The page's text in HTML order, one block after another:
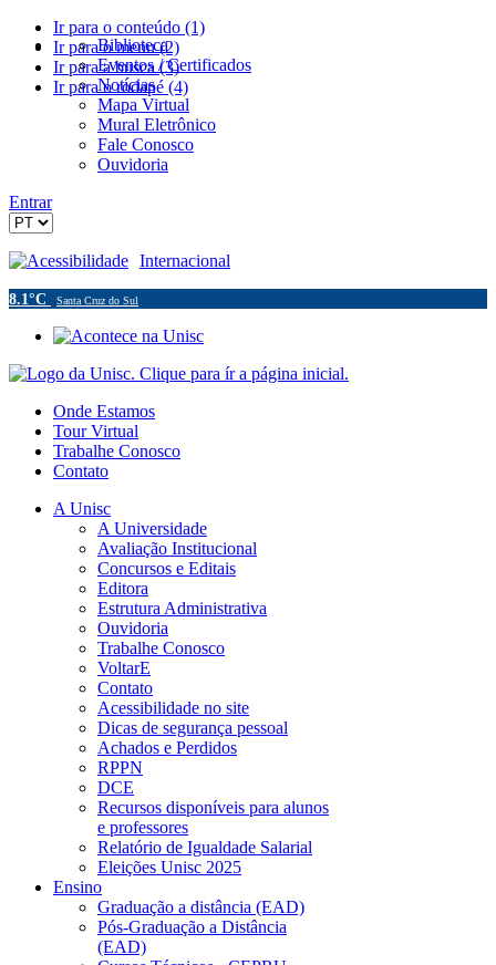
Ir para o conteúdo (1)
Ir para o menu (2)
Ir para a busca (3)
Ir para o rodapé (4)
Biblioteca
Eventos / Certificados
Notícias
Mapa Virtual
Mural Eletrônico
Fale Conosco
Ouvidoria
Entrar
Acessibilidade Internacional
8.1°C Santa Cruz do Sul
Onde Estamos
Tour Virtual
Trabalhe Conosco
Contato
A Unisc
A Universidade
Avaliação Institucional
Concursos e Editais
Editora
Estrutura Administrativa
Ouvidoria
Trabalhe Conosco
VoltarE
Contato
Acessibilidade no site
Dicas de segurança pessoal
Achados e Perdidos
RPPN
DCE
Recursos disponíveis para alunos
e professores
Relatório de Igualdade Salarial
Eleições Unisc 2025
Ensino
Graduação a distância (EAD)
Pós-Graduação a Distância
(EAD)